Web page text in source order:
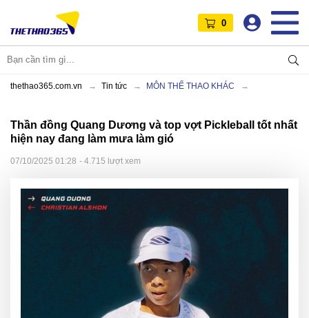
0
thethao365.com.vn Tin tức MÔN THỂ THAO KHÁC
Thần đồng Quang Dương và top vợt Pickleball tốt nhất
hiện nay đang làm mưa làm gió
07/10/2025 01:28 - 4.715 lượt xem